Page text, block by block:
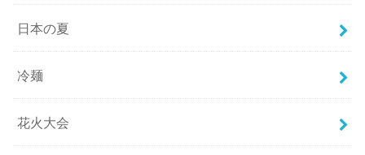
日本の夏
冷麺
花火大会